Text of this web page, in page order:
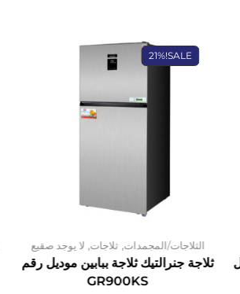
SALE!
21%
الثلاجات/المجمدات, ثلاجات, لا يوجد صقيع
ثلاجة جنرالتيك ثلاجة ببابين موديل رقم
GR900KS